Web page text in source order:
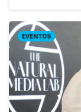
EVENTOS